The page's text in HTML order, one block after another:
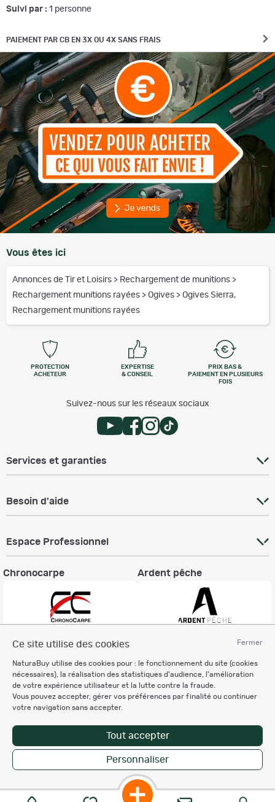
Fermer
Ce site utilise des cookies
NaturaBuy utilise des cookies pour : le fonctionnement du site (cookies
nécessaires), la réalisation des statistiques d'audience, l'amélioration
de votre expérience utilisateur et la lutte contre la fraude.
Vous pouvez accepter, gérer vos préférences par finalité ou continuer
votre navigation sans accepter.
Tout accepter
Personnaliser
Suivi par : 1 personne
PAIEMENT PAR CB EN 3X OU 4X SANS FRAIS
Vous êtes ici
Annonces de Tir et Loisirs > Rechargement de munitions >
Rechargement munitions rayées > Ogives > Ogives Sierra,
Rechargement munitions rayées
PROTECTION
ACHETEUR
EXPERTISE
& CONSEIL
PRIX BAS &
PAIEMENT EN PLUSIEURS
FOIS
Suivez-nous sur les réseaux sociaux
Services et garanties
Besoin d'aide
Espace Professionnel
Chronocarpe Ardent pêche
Charte éthique
Mentions légales
Règlement & Conditions d'utilisation
Politique de protection
des données personnelles
Personnalisation des cookies
Copyright © 2007-2026 NaturaBuy. Tous droits réservés. N°CNIL: 1239459.
Les marques commerciales mentionnées appartiennent à leurs propriétaires
respectifs in 0.057 s
Suggestions de recherche